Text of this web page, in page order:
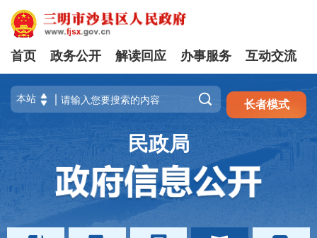
注册 登录
首页 政务公开 解读回应 办事服务 互动交流
 长者模式
民政局